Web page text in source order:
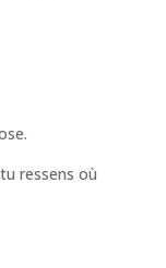
ressens où